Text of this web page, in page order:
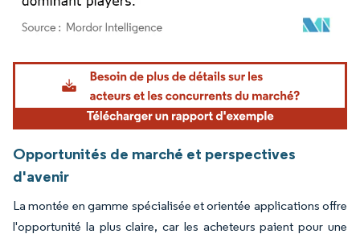
Image © Mordor Intelligence. La réutilisation nécessite une attribution sous CC BY
Opportunités de marché et perspectives
d'avenir
La montée en gamme spécialisée et orientée applications offre
l'opportunité la plus claire, car les acheteurs paient pour une